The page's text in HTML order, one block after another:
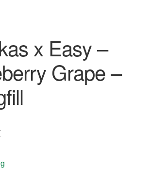
x Easy –
Grape –